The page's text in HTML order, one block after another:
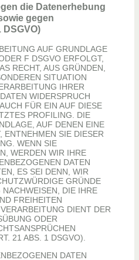
die Datenerhebung
gegen
AUF GRUNDLAGE
F DSGVO ERFOLGT,
RECHT, AUS GRÜNDEN,
SITUATION
IHRER
WIDERSPRUCH
FÜR EIN AUF DIESE
PROFILING. DIE
AUF DENEN EINE
ENTNEHMEN SIE DIESER
WENN SIE
WERDEN WIR IHRE
DATEN
ES SEI DENN, WIR
GRÜNDE
DIE IHRE
FREIHEITEN
DIENT DER
ODER
21 ABS. 1 DSGVO).
DATEN